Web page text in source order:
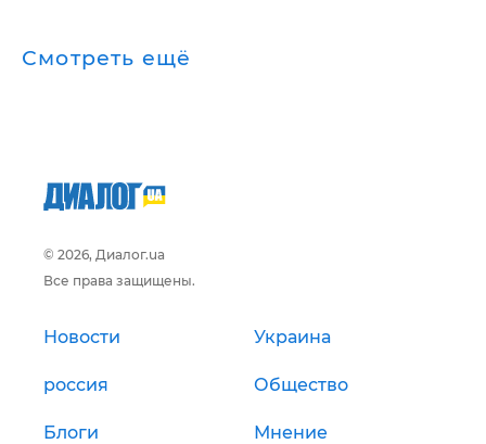
Смотреть ещё
© 2026, Диалог.ua
Все права защищены.
Новости Украина
россия Общество
Блоги Мнение